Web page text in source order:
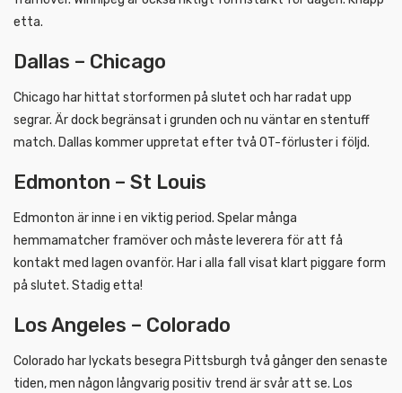
etta.
Dallas – Chicago
Chicago har hittat storformen på slutet och har radat upp
segrar. Är dock begränsat i grunden och nu väntar en stentuff
match. Dallas kommer uppretat efter två OT-förluster i följd.
Edmonton – St Louis
Edmonton är inne i en viktig period. Spelar många
hemmamatcher framöver och måste leverera för att få
kontakt med lagen ovanför. Har i alla fall visat klart piggare form
på slutet. Stadig etta!
Los Angeles – Colorado
Colorado har lyckats besegra Pittsburgh två gånger den senaste
tiden, men någon långvarig positiv trend är svår att se. Los